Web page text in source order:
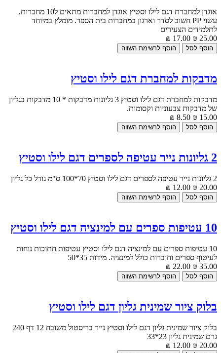
אוגדן למחברת דגם לילו וסטיץ אוגדן למחברות מתאים ל10 מחברות,
עשוי PP חשוב לסדר וארגון במחברות בית הספר. מומלץ במיוחד
לתלמידים הצעירים
25.00 ₪
17.00 ₪
מדבקות למחברת דגם לילו וסטיץ
מדבקות למחברת דגם לילו וסטיץ 3 גליונות מדבקות * 10 מדבקות בגליון
של מדבקות צבעוניות וקסומות.
15.00 ₪
8.50 ₪
2 גליונות נייר עטיפה לספרים דגם לילו וסטיץ
2 גליונות נייר עטיפה לספרים דגם לילו וסטיץ 70*100 ס"מ גודל כל גליון
20.00 ₪
12.00 ₪
10 עטיפות ספרים עם למינציה דגם לילו וסטיץ
10 עטיפות ספרים עם למינציה דגם לילו וסטיץ עטיפות חתוכות נוחות
לעיטוף ספרים וחוברות כולל למינציה. מידות 35*50
35.00 ₪
22.00 ₪
בלוק ציור שמינית גליון דגם לילו וסטיץ
בלוק ציור שמינית גליון דגם לילו וסטיץ נייר בריסטול משובח 12 דף 240
גרם שמינית גליון 23*33
20.00 ₪
12.00 ₪